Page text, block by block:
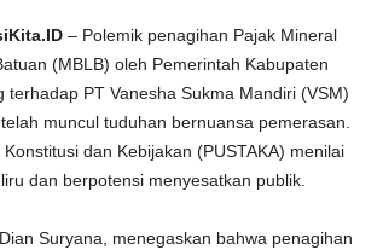
– Polemik penagihan Pajak Mineral
(MBLB) oleh Pemerintah Kabupaten
terhadap PT Vanesha Sukma Mandiri (VSM)
muncul tuduhan bernuansa pemerasan.
dan Kebijakan (PUSTAKA) menilai
dan berpotensi menyesatkan publik.
Suryana, menegaskan bahwa penagihan